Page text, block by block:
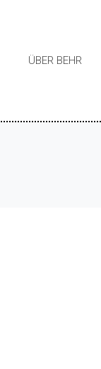
ÜBER BEHR